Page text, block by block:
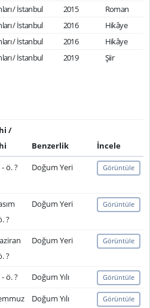
/ İstanbul 2015
Roman
/ İstanbul 2016
Hikâye
/ İstanbul 2016
Hikâye
/ İstanbul 2019 Şiir
/
Benzerlik
İncele
ö. ? Doğum Yeri Görüntüle
?
Doğum Yeri Görüntüle
?
Doğum Yeri Görüntüle
ö. ? Doğum Yılı Görüntüle
Doğum Yılı Görüntüle